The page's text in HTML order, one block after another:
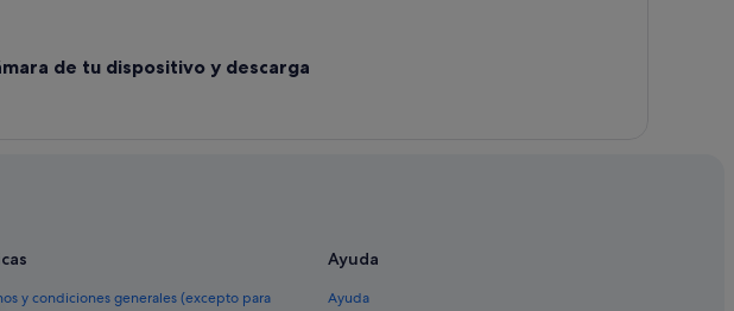
Son Verí Noude tu dispositivo y descarga
y condiciones generales (excepto para
Ayuda
Ayuda